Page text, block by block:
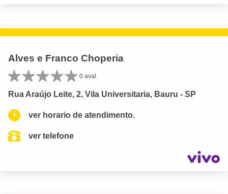
Alves e Franco Choperia
0 aval.
Rua Araújo Leite, 2, Vila Universitaria, Bauru - SP
ver horario de atendimento.
ver telefone